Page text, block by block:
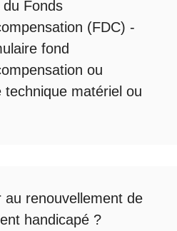
du Fonds
(FDC) -
fond
ou
technique matériel ou
au renouvellement de
handicapé ?